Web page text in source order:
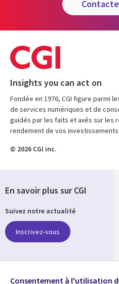
Insights you can act on
Fondée en 1976, CGI figure parmi
de services numériques et de
guidés par les faits et axés sur les
rendement de vos investissements.
© 2026 CGI inc.
En savoir plus sur CGI
Suivez notre actualité
Inscrivez-vous
réseaux
Consentement à l'utilisation